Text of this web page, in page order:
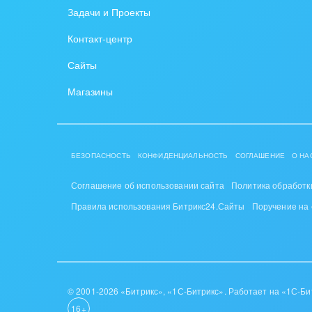
внедрения
Внедрение для медицины
Внедрение онлайн-
/ Интранета
Задачи и Проекты
Контакт-центр
Сайты
Магазины
БЕЗОПАСНОСТЬ КОНФИДЕНЦИАЛЬНОСТЬ СОГЛАШЕНИЕ О
Соглашение об использовании сайта
Политика
Правила использования Битрикс24.Сайты
Поручение на
© 2001-2026 «Битрикс», «1С-Битрикс». Работает на «1С-
16+